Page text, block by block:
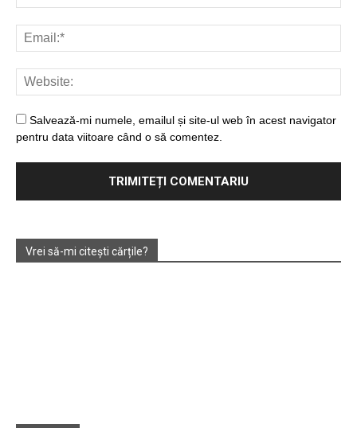
Salvează-mi numele, emailul și site-ul web în acest navigator
pentru data viitoare când o să comentez.
Vrei să-mi citești cărțile?